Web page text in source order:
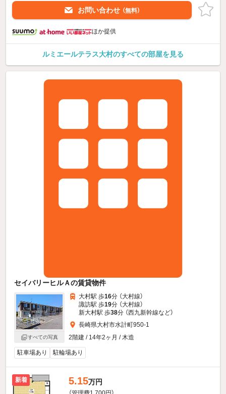
お問い合わせ （無料）
ほか提供
ルミエールテラス大村のすべての部屋を見る
セイバリーヒルＡの賃貸物件
すべての写真
大村駅 歩16分 （大村線）
諏訪駅 歩19分 （大村線）
新大村駅 歩38分 （西九新幹線など）
長崎県大村市水計町950-1
2階建 / 14年2ヶ月 / 木造
駐車場あり 駐輪場あり
新着 5.15万円